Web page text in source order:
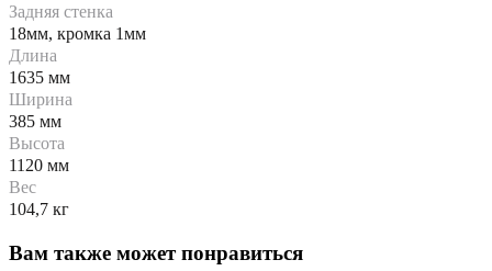
Задняя стенка
18мм, кромка 1мм
Длина
1635 мм
Ширина
385 мм
Высота
1120 мм
Вес
104,7 кг
Вам также может понравиться